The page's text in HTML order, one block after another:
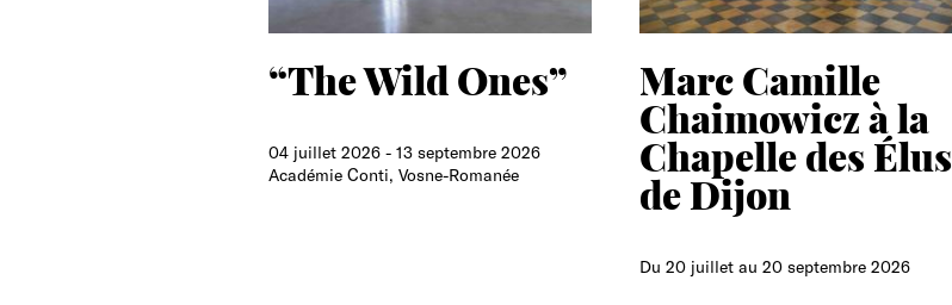
“The Wild Ones”
04 juillet 2026- 13 septembre 2026
Académie Conti, Vosne-Romanée
Marc Camille
Chaimowicz à la
Chapelle des Élus
de Dijon
Du 20 juillet au 20 septembre 2026